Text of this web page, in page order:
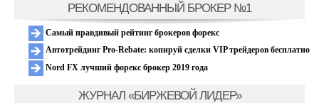
РЕКОМЕНДОВАННЫЙ БРОКЕР №1
Самый правдивый рейтинг брокеров форекс
Автотрейдинг Pro-Rebate: копируй сделки VIP трейдеров бесплатно
Nord FX лучший форекс брокер 2019 года
ЖУРНАЛ «БИРЖЕВОЙ ЛИДЕР»